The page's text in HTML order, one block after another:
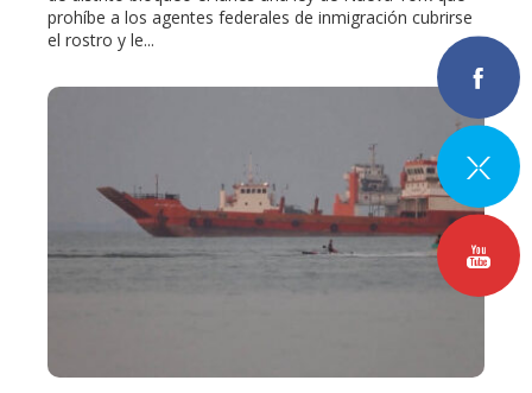
prohíbe a los agentes federales de inmigración cubrirse
el rostro y le...